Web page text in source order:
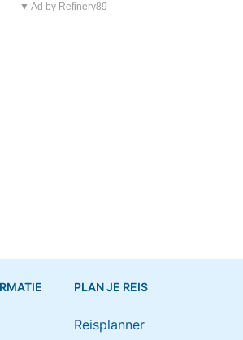
▼ Ad by Refinery89
PLAN JE REIS
Reisplanner